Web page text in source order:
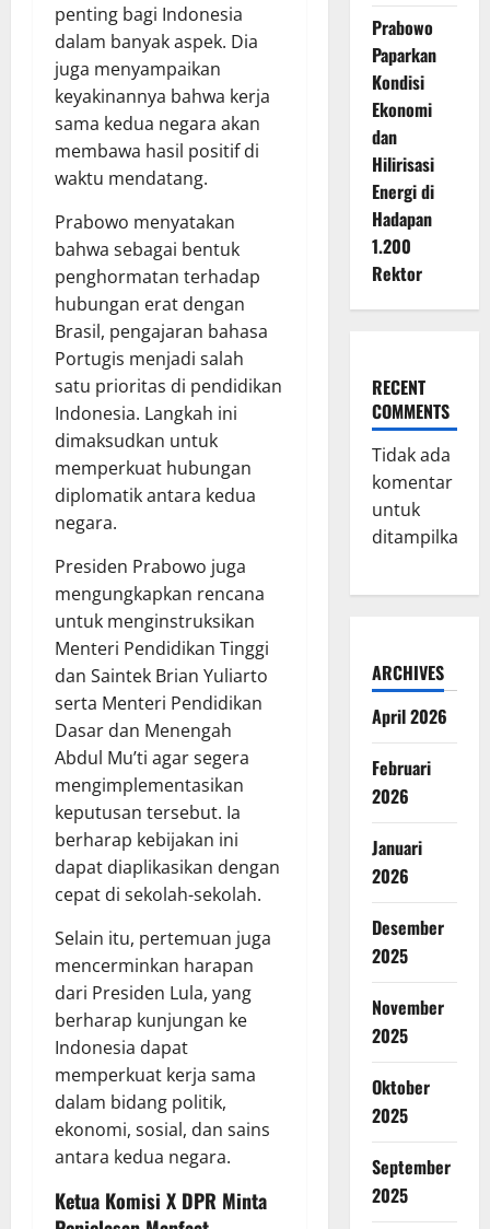
penting bagi Indonesia
dalam banyak aspek. Dia
juga menyampaikan
keyakinannya bahwa kerja
sama kedua negara akan
membawa hasil positif di
waktu mendatang.
Prabowo menyatakan
bahwa sebagai bentuk
penghormatan terhadap
hubungan erat dengan
Brasil, pengajaran bahasa
Portugis menjadi salah
satu prioritas di pendidikan
Indonesia. Langkah ini
dimaksudkan untuk
memperkuat hubungan
diplomatik antara kedua
negara.
Presiden Prabowo juga
mengungkapkan rencana
untuk menginstruksikan
Menteri Pendidikan Tinggi
dan Saintek Brian Yuliarto
serta Menteri Pendidikan
Dasar dan Menengah
Abdul Mu’ti agar segera
mengimplementasikan
keputusan tersebut. Ia
berharap kebijakan ini
dapat diaplikasikan dengan
cepat di sekolah-sekolah.
Selain itu, pertemuan juga
mencerminkan harapan
dari Presiden Lula, yang
berharap kunjungan ke
Indonesia dapat
memperkuat kerja sama
dalam bidang politik,
ekonomi, sosial, dan sains
antara kedua negara.
Ketua Komisi X DPR Minta
Prabowo
Paparkan
Kondisi
Ekonomi
dan
Hilirisasi
Energi di
Hadapan
1.200
Rektor
RECENT
COMMENTS
Tidak ada
komentar
untuk
ditampilkan.
ARCHIVES
April 2026
Februari
2026
Januari
2026
Desember
2025
November
2025
Oktober
2025
September
2025